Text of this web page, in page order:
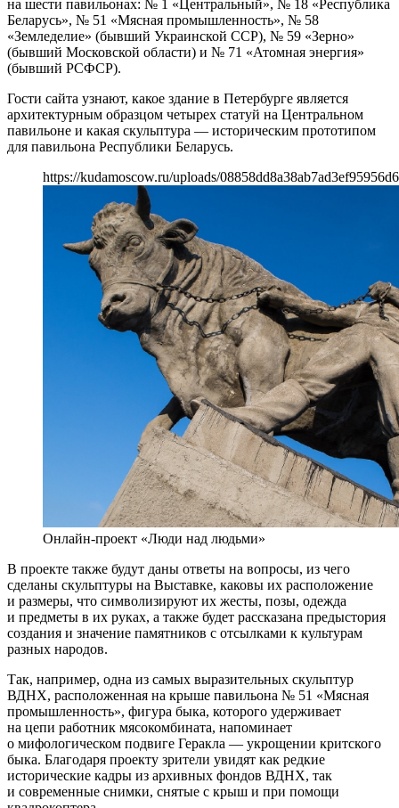
на шести павильонах: № 1 «Центральный», № 18 «Республика
Беларусь», № 51 «Мясная промышленность», № 58
«Земледелие» (бывший Украинской ССР), № 59 «Зерно»
(бывший Московской области) и № 71 «Атомная энергия»
(бывший РСФСР).
Гости сайта узнают, какое здание в Петербурге является
архитектурным образцом четырех статуй на Центральном
павильоне и какая скульптура — историческим прототипом
для павильона Республики Беларусь.
https://kudamoscow.ru/uploads/
Онлайн-проект «Люди над людьми»
В проекте также будут даны ответы на вопросы, из чего
сделаны скульптуры на Выставке, каковы их расположение
и размеры, что символизируют их жесты, позы, одежда
и предметы в их руках, а также будет рассказана предыстория
создания и значение памятников с отсылками к культурам
разных народов.
Так, например, одна из самых выразительных скульптур
ВДНХ, расположенная на крыше павильона № 51 «Мясная
промышленность», фигура быка, которого удерживает
на цепи работник мясокомбината, напоминает
о мифологическом подвиге Геракла — укрощении критского
быка. Благодаря проекту зрители увидят как редкие
исторические кадры из архивных фондов ВДНХ, так
и современные снимки, снятые с крыш и при помощи